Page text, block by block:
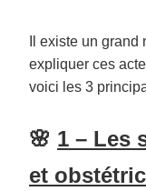
Il existe un
expliquer ces
voici les 3
🌸 1 – Les
et